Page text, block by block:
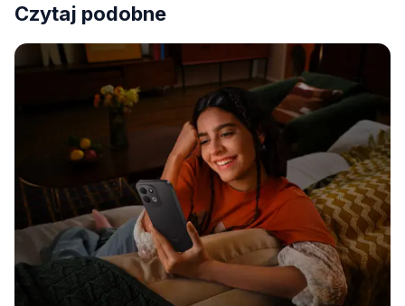
Czytaj podobne